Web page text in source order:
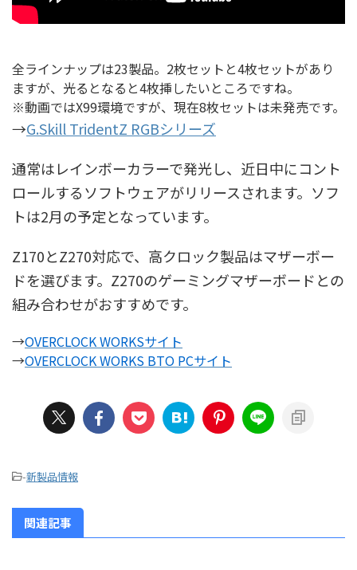
全ラインナップは23製品。2枚セットと4枚セットがあり
ますが、光るとなると4枚挿したいところですね。
※動画ではX99環境ですが、現在8枚セットは未発売です。
→G.Skill TridentZ RGBシリーズ
通常はレインボーカラーで発光し、近日中にコント
ロールするソフトウェアがリリースされます。ソフ
トは2月の予定となっています。
Z170とZ270対応で、高クロック製品はマザーボー
ドを選びます。Z270のゲーミングマザーボードとの
組み合わせがおすすめです。
→OVERCLOCK WORKSサイト
→OVERCLOCK WORKS BTO PCサイト
-新製品情報
関連記事